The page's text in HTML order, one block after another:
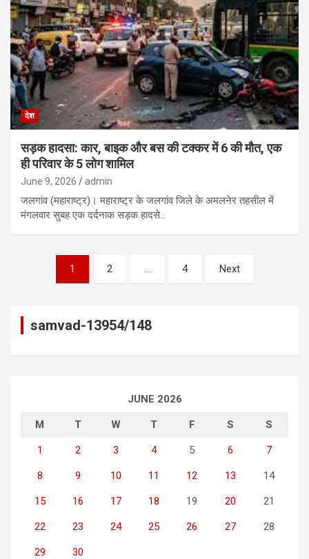
देश
सड़क हादसा: कार, बाइक और बस की टक्कर में 6 की मौत, एक
ही परिवार के 5 लोग शामिल
June 9, 2026 admin
जलगांव (महाराष्ट्र)। महाराष्ट्र के जलगांव जिले के अमलनेर तहसील में
मंगलवार सुबह एक दर्दनाक सड़क हादसे…
pagination
1 2 … 4 Next
samvad-13954/148
JUNE 2026
M T W T F S S
1 2 3 4 5 6 7
8 9 10 11 12 13 14
15 16 17 18 19 20 21
22 23 24 25 26 27 28
29 30